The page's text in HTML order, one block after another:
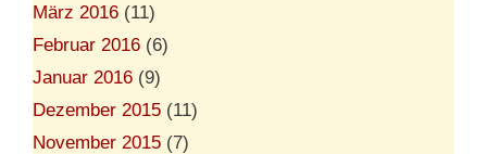
März 2016 (11)
Februar 2016 (6)
Januar 2016 (9)
Dezember 2015 (11)
November 2015 (7)